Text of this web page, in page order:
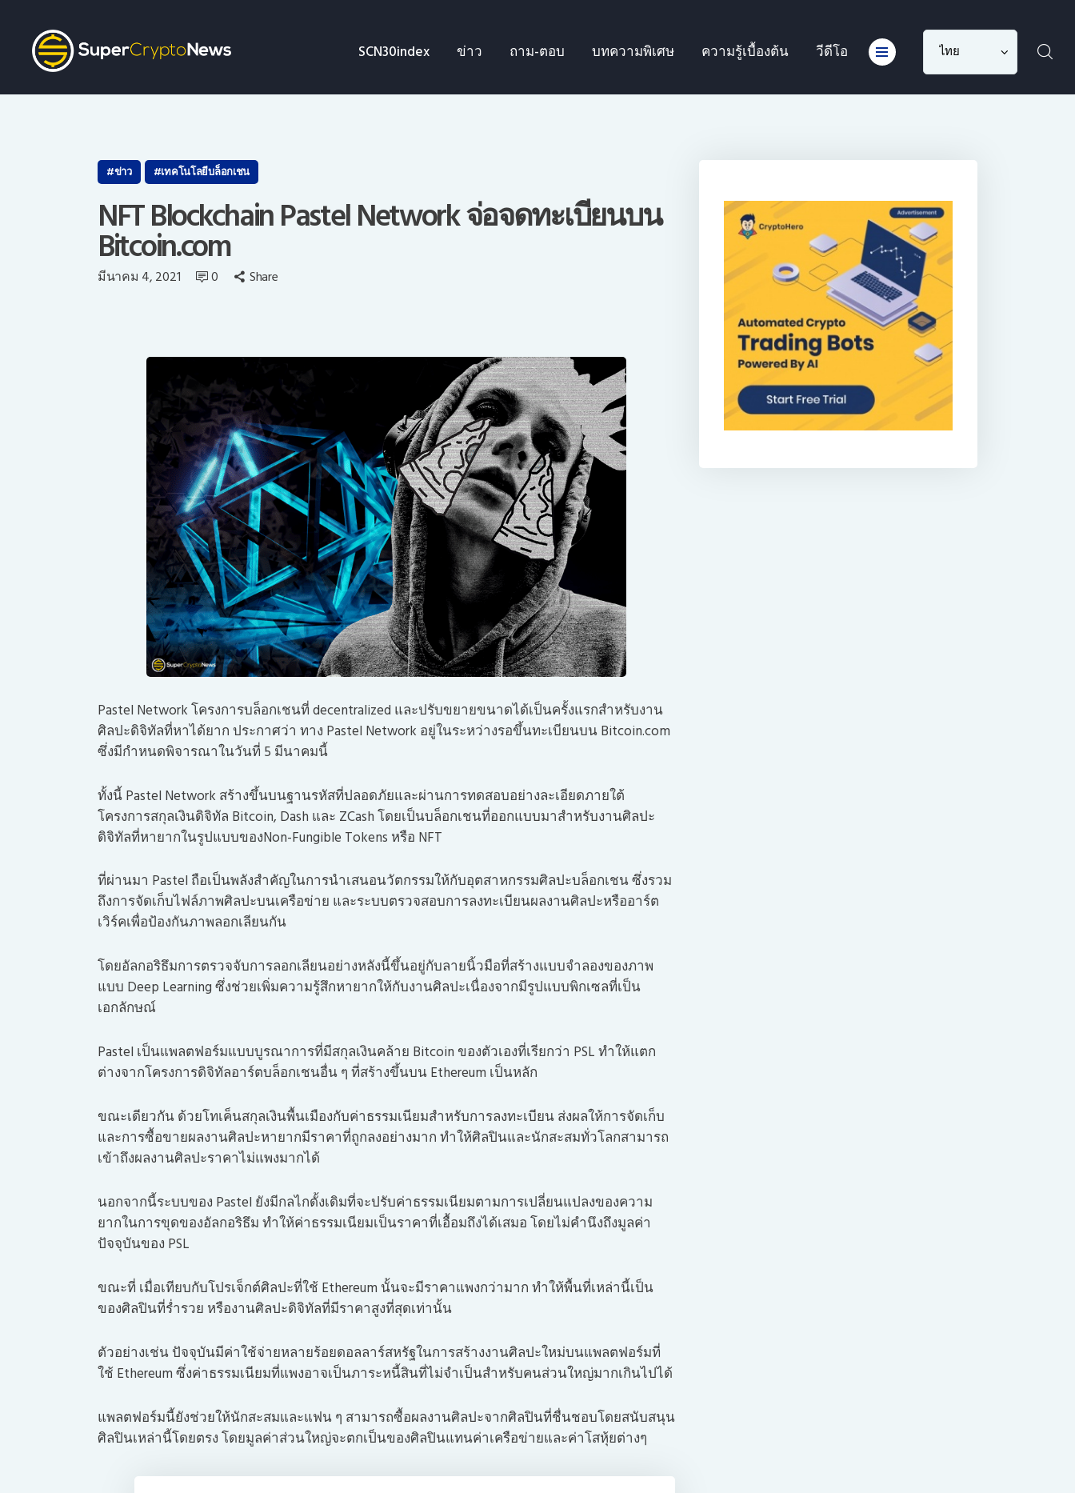
SCN30index ข่าว ถาม-ตอบ บทความพิเศษ ความรู้เบื้องต้น วีดีโอ
Choose
ข่าว
ความรู้เบื้องต้น
ไทย
ข่าว เทคโนโลยีบล็อกเชน
NFT Blockchain Pastel Network จ่อจดทะเบียนบน
Bitcoin.com
มีนาคม 4, 2021 0 Share
Pastel Networkโครงการบล็อกเชนที่ decentralized และปรับขยายขนาดได้เป็นครั้งแรกสำหรับงาน
ศิลปะดิจิทัลที่หาได้ยาก ประกาศว่า ทาง Pastel Network อยู่ในระหว่างรอขึ้นทะเบียนบน Bitcoin.com
ซึ่งมีกำหนดพิจารณาในวันที่ 5 มีนาคมนี้
ทั้งนี้ Pastel Network สร้างขึ้นบนฐานรหัสที่ปลอดภัยและผ่านการทดสอบอย่างละเอียดภายใต้
โครงการสกุลเงินดิจิทัล Bitcoin, Dash และ ZCash โดยเป็นบล็อกเชนที่ออกแบบมาสำหรับงานศิลปะ
ดิจิทัลที่หายากในรูปแบบของNon-Fungible Tokens หรือ NFT
ที่ผ่านมา Pastel ถือเป็นพลังสำคัญในการนำเสนอนวัตกรรมให้กับอุตสาหกรรมศิลปะบล็อกเชน ซึ่งรวม
ถึงการจัดเก็บไฟล์ภาพศิลปะบนเครือข่าย และระบบตรวจสอบการลงทะเบียนผลงานศิลปะหรืออาร์ต
เวิร์คเพื่อป้องกันภาพลอกเลียนกัน
โดยอัลกอริธึมการตรวจจับการลอกเลียนอย่างหลังนี้ขึ้นอยู่กับลายนิ้วมือที่สร้างแบบจำลองของภาพ
แบบ Deep Learning ซึ่งช่วยเพิ่มความรู้สึกหายากให้กับงานศิลปะเนื่องจากมีรูปแบบพิกเซลที่เป็น
เอกลักษณ์
Pastel เป็นแพลตฟอร์มแบบบูรณาการที่มีสกุลเงินคล้าย Bitcoin ของตัวเองที่เรียกว่า PSL ทำให้แตก
ต่างจากโครงการดิจิทัลอาร์ตบล็อกเชนอื่น ๆ ที่สร้างขึ้นบน Ethereum เป็นหลัก
ขณะเดียวกัน ด้วยโทเค็นสกุลเงินพื้นเมืองกับค่าธรรมเนียมสำหรับการลงทะเบียน ส่งผลให้การจัดเก็บ
และการซื้อขายผลงานศิลปะหายากมีราคาที่ถูกลงอย่างมาก ทำให้ศิลปินและนักสะสมทั่วโลกสามารถ
เข้าถึงผลงานศิลปะราคาไม่แพงมากได้
นอกจากนี้ระบบของ Pastel ยังมีกลไกดั้งเดิมที่จะปรับค่าธรรมเนียมตามการเปลี่ยนแปลงของความ
ยากในการขุดของอัลกอริธึม ทำให้ค่าธรรมเนียมเป็นราคาที่เอื้อมถึงได้เสมอ โดยไม่คำนึงถึงมูลค่า
ปัจจุบันของ PSL
ขณะที่ เมื่อเทียบกับโปรเจ็กต์ศิลปะที่ใช้ Ethereum นั้นจะมีราคาแพงกว่ามาก ทำให้พื้นที่เหล่านี้เป็น
ของศิลปินที่ร่ำรวย หรืองานศิลปะดิจิทัลที่มีราคาสูงที่สุดเท่านั้น
ตัวอย่างเช่น ปัจจุบันมีค่าใช้จ่ายหลายร้อยดอลลาร์สหรัฐในการสร้างงานศิลปะใหม่บนแพลตฟอร์มที่
ใช้ Ethereum ซึ่งค่าธรรมเนียมที่แพงอาจเป็นภาระหนี้สินที่ไม่จำเป็นสำหรับคนส่วนใหญ่มากเกินไปได้
แพลตฟอร์มนี้ยังช่วยให้นักสะสมและแฟน ๆ สามารถซื้อผลงานศิลปะจากศิลปินที่ชื่นชอบโดยสนับสนุน
ศิลปินเหล่านี้โดยตรง โดยมูลค่าส่วนใหญ่จะตกเป็นของศิลปินแทนค่าเครือข่ายและค่าโสหุ้ยต่างๆ